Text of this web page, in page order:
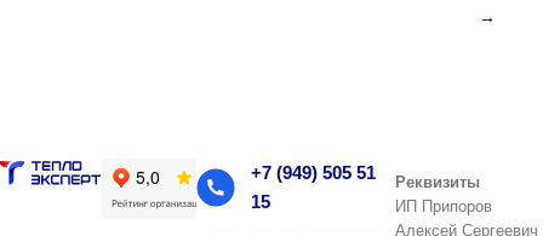
→
+7 (949) 505 51
15
Реквизиты
ИП Припоров
Алексей Сергеевич